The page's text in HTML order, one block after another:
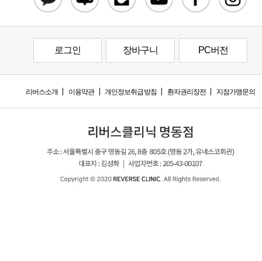
로그인 장바구니 PC버전
리버스소개 이용약관 개인정보취급방침 환자권리장전 지점가맹문의